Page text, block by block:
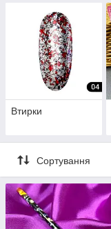
Втирки
Сортування